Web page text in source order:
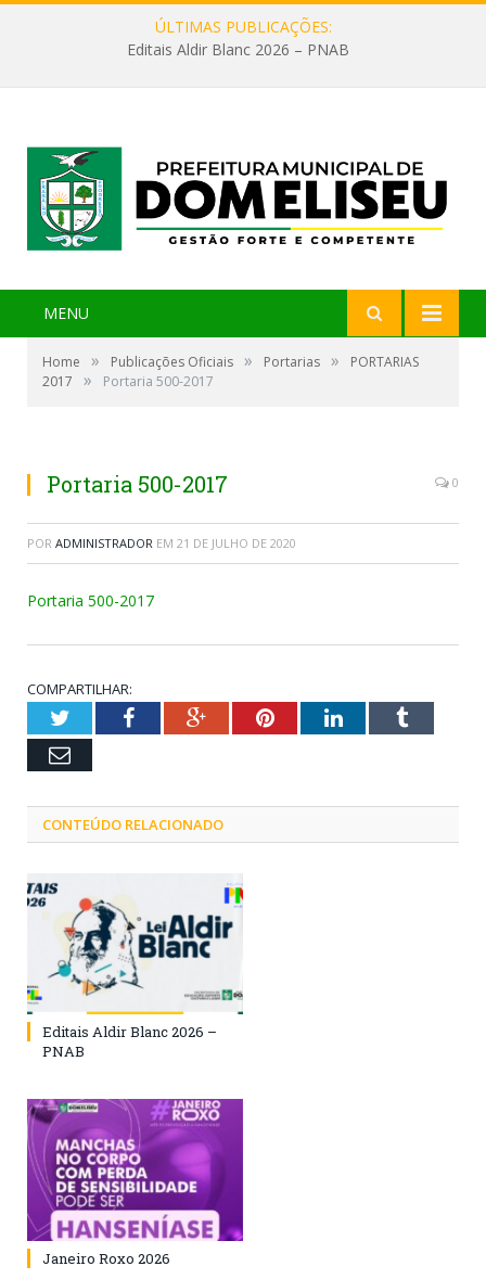
ÚLTIMAS PUBLICAÇÕES:
Editais Aldir Blanc 2026 – PNAB
MENU
Home » Publicações Oficiais » Portarias »
PORTARIAS
2017
» Portaria 500-2017
Portaria 500-2017 0
POR ADMINISTRADOR EM 21 DE JULHO DE 2020
Portaria 500-2017
COMPARTILHAR:
TwitterFacebookGoogle+PinterestLinkedInTumblr
Email
CONTEÚDO RELACIONADO
Editais Aldir Blanc 2026 –
PNAB
Janeiro Roxo 2026